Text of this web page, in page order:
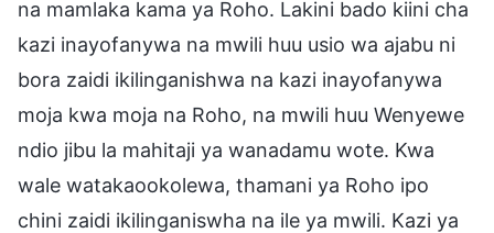
na mamlaka kama ya Roho. Lakini bado kiini cha
kazi inayofanywa na mwili huu usio wa ajabu ni
bora zaidi ikilinganishwa na kazi inayofanywa
moja kwa moja na Roho, na mwili huu Wenyewe
ndio jibu la mahitaji ya wanadamu wote. Kwa
wale watakaookolewa, thamani ya Roho ipo
chini zaidi ikilinganiswha na ile ya mwili. Kazi ya